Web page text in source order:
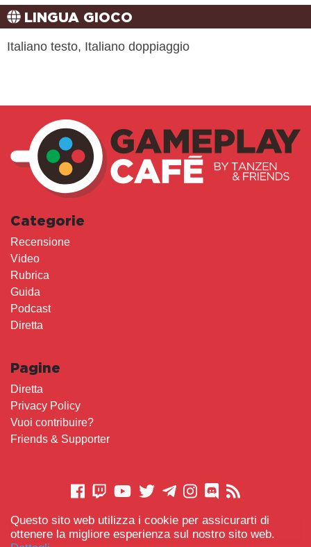
Questo sito web utilizza i cookie per assicurarti di
ottenere la migliore esperienza sul nostro sito web.
LINGUA GIOCO
Italiano testo, Italiano doppiaggio
Categorie
Recensione
Video
Rubrica
Guida
Podcast
Diretta
Pagine
Diretta
Privacy Policy
Vuoi contribuire?
Friends & Supporter
CONTATTACI